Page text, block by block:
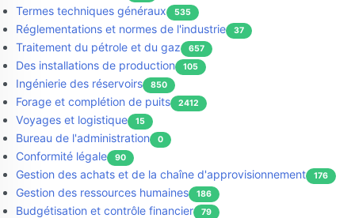
Termes techniques généraux 535
Réglementations et normes de l'industrie 37
Traitement du pétrole et du gaz 657
Des installations de production 105
Ingénierie des réservoirs 850
Forage et complétion de puits 2412
Voyages et logistique 15
Bureau de l'administration 0
Conformité légale 90
Gestion des achats et de la chaîne d'approvisionnement 176
Gestion des ressources humaines 186
Budgétisation et contrôle financier 79